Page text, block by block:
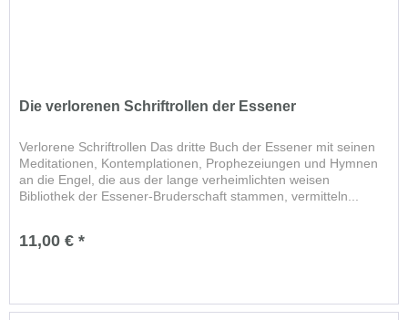
Die verlorenen Schriftrollen der Essener
Verlorene Schriftrollen Das dritte Buch der Essener mit seinen
Meditationen, Kontemplationen, Prophezeiungen und Hymnen
an die Engel, die aus der lange verheimlichten weisen
Bibliothek der Essener-Bruderschaft stammen, vermitteln...
11,00 € *